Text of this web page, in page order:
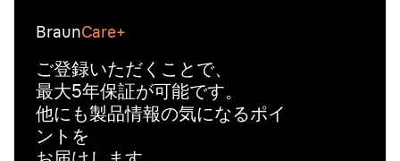
BraunCare+
ご登録いただくことで、
最大5年保証が可能です。
他にも製品情報の気になるポイ
ントを